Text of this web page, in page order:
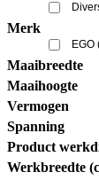
Merk
EGO
Maaibreedte
Maaihoogte
Vermogen
Spanning
Product
Werkbreedte